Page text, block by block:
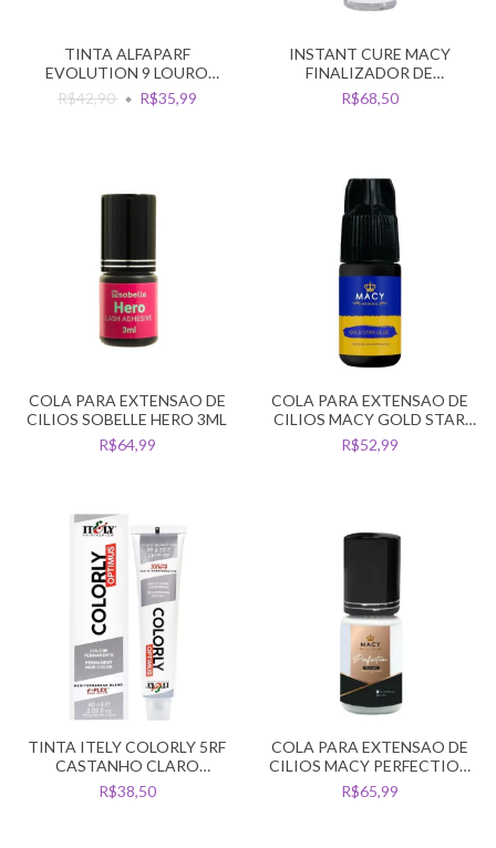
TINTA ALFAPARF
EVOLUTION 9 LOURO
CLARISSIMO
R$42,90 R$35,99
INSTANT CURE MACY
FINALIZADOR DE
ALONGAMENTO DE CILIOS
20ML
R$68,50
COLA PARA EXTENSAO DE
CILIOS SOBELLE HERO 3ML
R$64,99
COLA PARA EXTENSAO DE
CILIOS MACY GOLD STAR
GLUE 1,5 SEG 3ML
R$52,99
TINTA ITELY COLORLY 5RF
CASTANHO CLARO
VERMELHO INTENSO (5.5)
R$38,50
COLA PARA EXTENSAO DE
CILIOS MACY PERFECTION
0,5 SEG 3ML
R$65,99